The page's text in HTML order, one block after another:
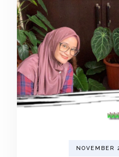
NOVEMBER